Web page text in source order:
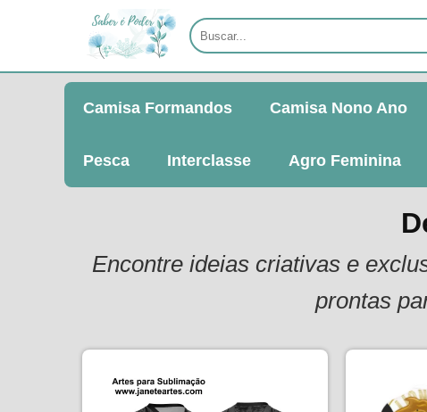
Camisa Formandos Camisa Nono Ano
Pesca Interclasse Agro Feminina
Encontre ideias criativas e
prontas